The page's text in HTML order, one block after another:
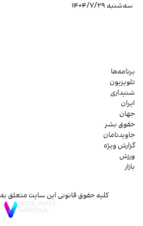
سه‌شنبه ۱۴۰۴/۷/۲۹
برنامه‌ها
تلویزیون
شنیداری
ایران
جهان
حقوق بشر
جاویدنامان
گزارش ویژه
ورزش
بازار
کلیه حقوق قانونی این سایت متعلق